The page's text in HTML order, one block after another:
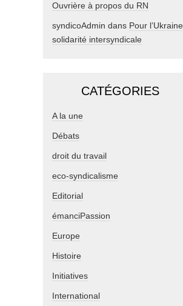
Ouvrière à propos du RN
syndicoAdmin dans Pour l’Ukraine,
solidarité intersyndicale
CATÉGORIES
A la une
Débats
droit du travail
eco-syndicalisme
Editorial
émanciPassion
Europe
Histoire
Initiatives
International